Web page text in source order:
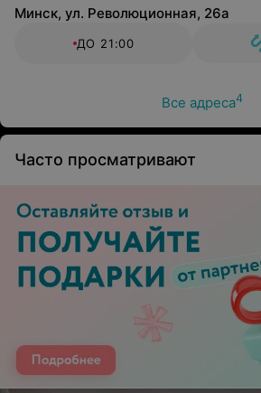
Минск, ул. Революционная, 26а
ДО 21:00
Все адреса4
Часто просматривают